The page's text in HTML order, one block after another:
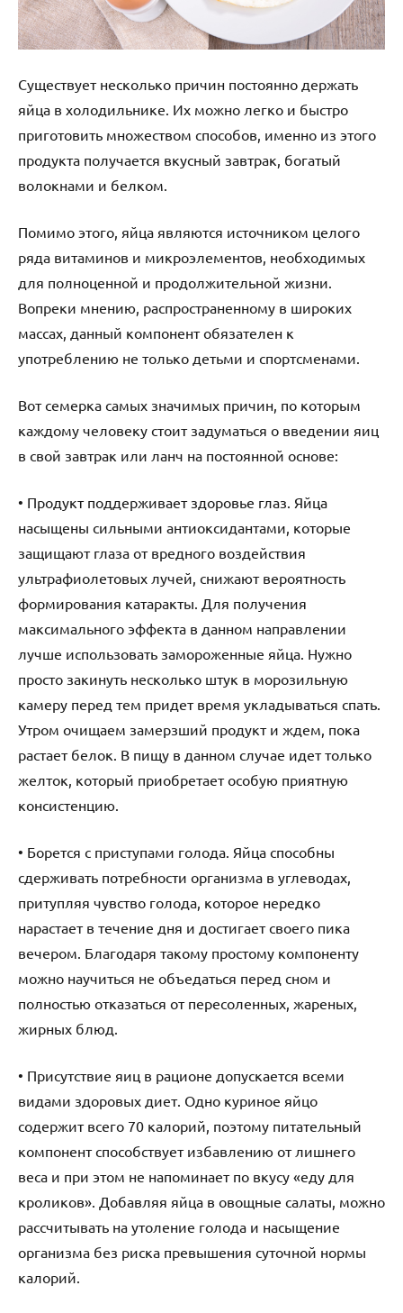
Существует несколько причин постоянно держать
яйца в холодильнике. Их можно легко и быстро
приготовить множеством способов, именно из этого
продукта получается вкусный завтрак, богатый
волокнами и белком.
Помимо этого, яйца являются источником целого
ряда витаминов и микроэлементов, необходимых
для полноценной и продолжительной жизни.
Вопреки мнению, распространенному в широких
массах, данный компонент обязателен к
употреблению не только детьми и спортсменами.
Вот семерка самых значимых причин, по которым
каждому человеку стоит задуматься о введении яиц
в свой завтрак или ланч на постоянной основе:
• Продукт поддерживает здоровье глаз. Яйца
насыщены сильными антиоксидантами, которые
защищают глаза от вредного воздействия
ультрафиолетовых лучей, снижают вероятность
формирования катаракты. Для получения
максимального эффекта в данном направлении
лучше использовать замороженные яйца. Нужно
просто закинуть несколько штук в морозильную
камеру перед тем придет время укладываться спать.
Утром очищаем замерзший продукт и ждем, пока
растает белок. В пищу в данном случае идет только
желток, который приобретает особую приятную
консистенцию.
• Борется с приступами голода. Яйца способны
сдерживать потребности организма в углеводах,
притупляя чувство голода, которое нередко
нарастает в течение дня и достигает своего пика
вечером. Благодаря такому простому компоненту
можно научиться не объедаться перед сном и
полностью отказаться от пересоленных, жареных,
жирных блюд.
• Присутствие яиц в рационе допускается всеми
видами здоровых диет. Одно куриное яйцо
содержит всего 70 калорий, поэтому питательный
компонент способствует избавлению от лишнего
веса и при этом не напоминает по вкусу «еду для
кроликов». Добавляя яйца в овощные салаты, можно
рассчитывать на утоление голода и насыщение
организма без риска превышения суточной нормы
калорий.